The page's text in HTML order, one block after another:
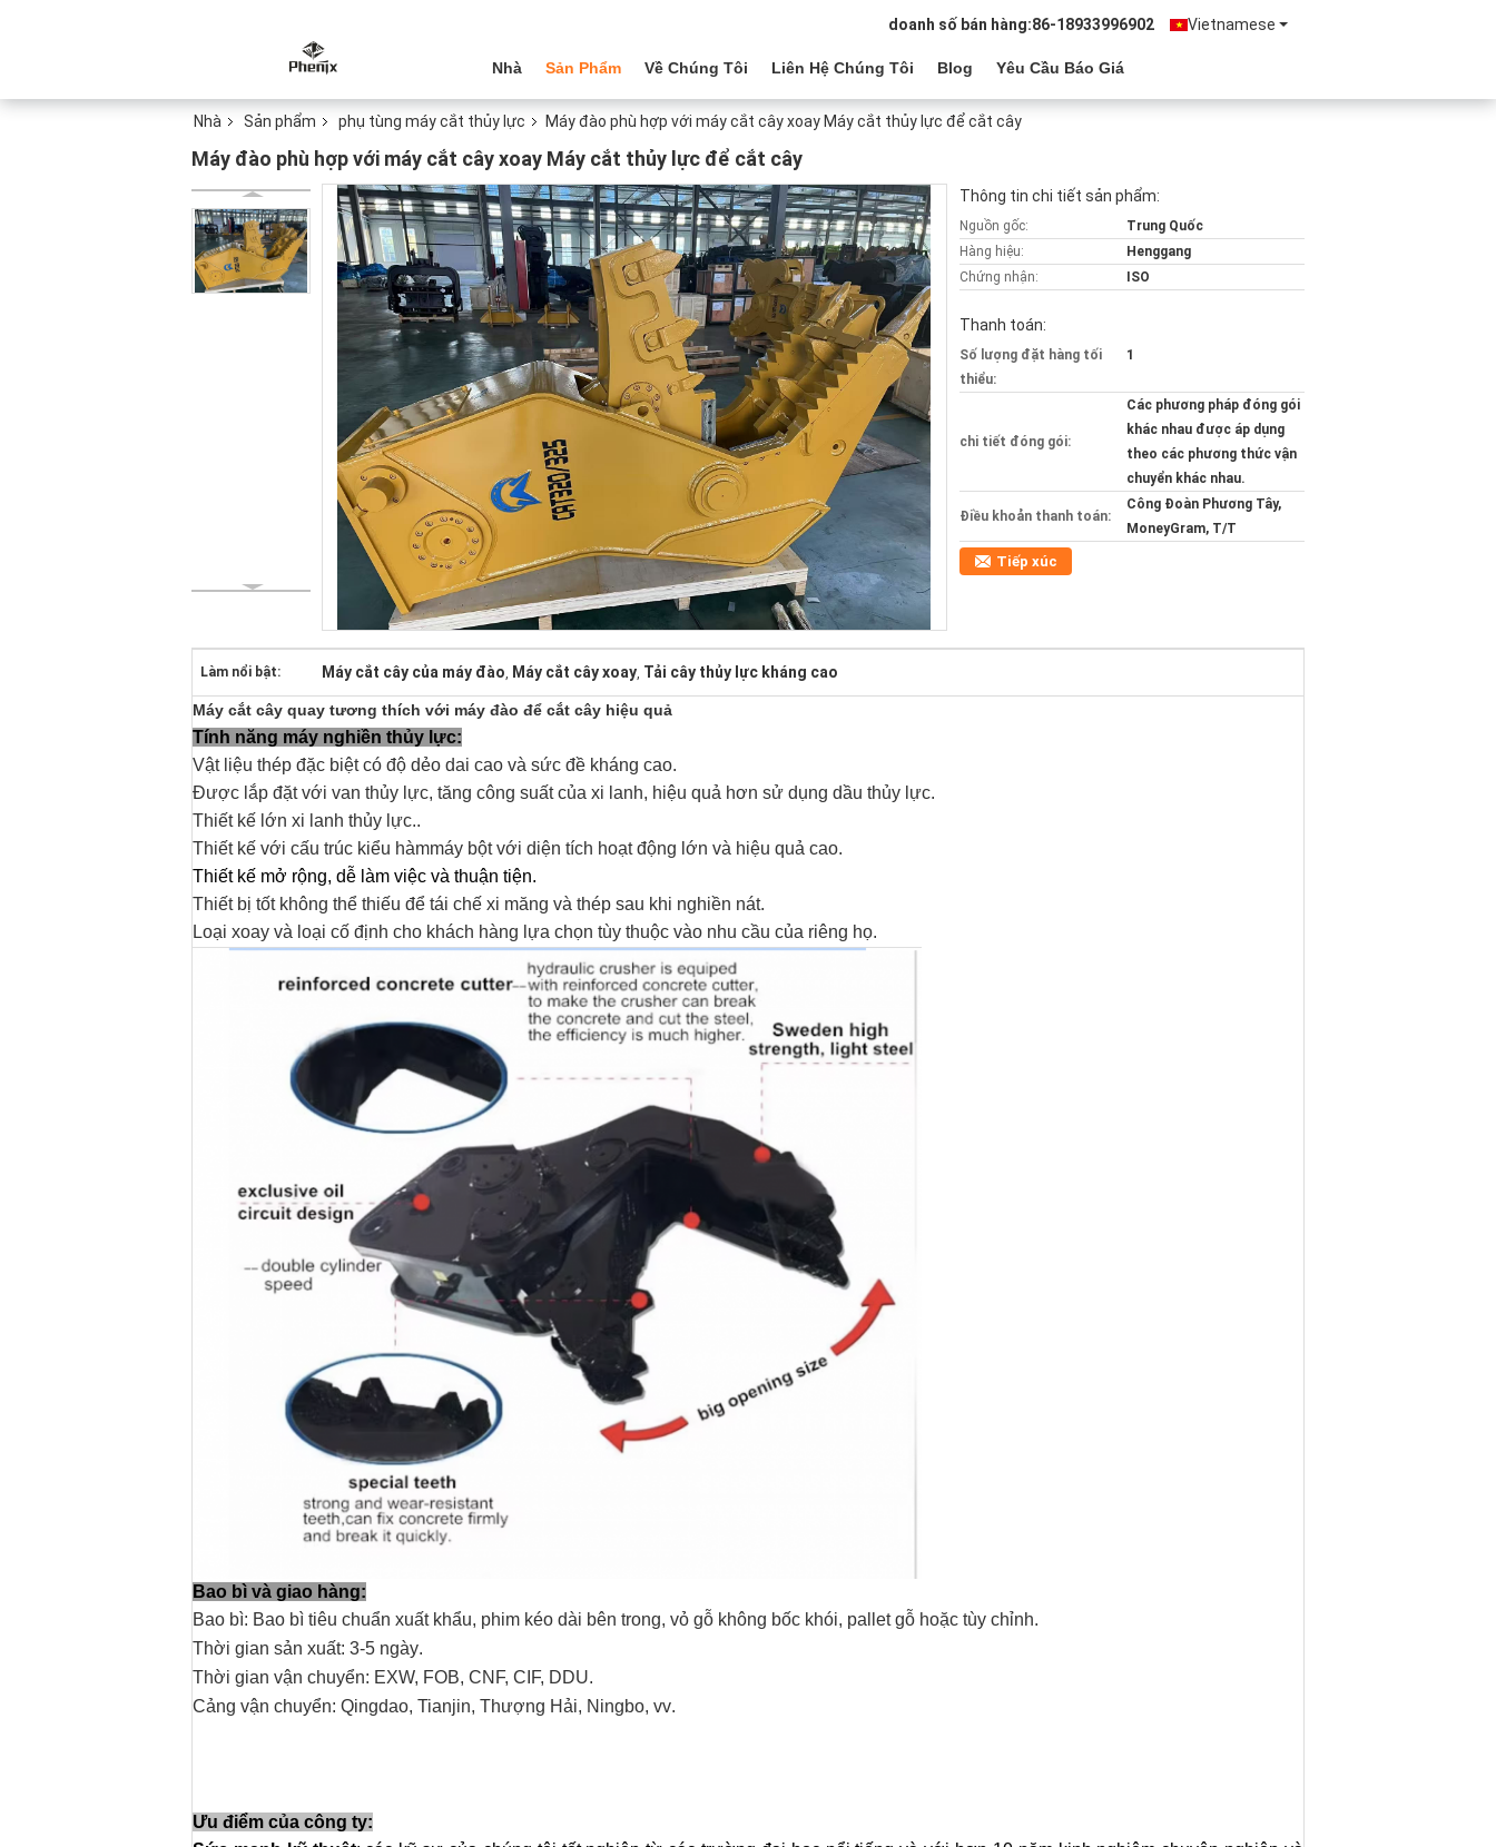
Vietnamese
doanh số bán hàng:86-18933996902
Nhà Sản Phẩm Về Chúng Tôi Liên Hệ Chúng Tôi Blog Yêu Cầu Báo Giá
Nhà Sản phẩm phụ tùng máy cắt thủy lực Máy đào phù hợp với máy cắt cây xoay Máy cắt thủy lực để cắt cây
Máy đào phù hợp với máy cắt cây xoay Máy cắt thủy lực để cắt cây
Thông tin chi tiết sản phẩm:
Nguồn gốc:
Trung Quốc
Hàng hiệu:
Henggang
Chứng nhận:
ISO
Thanh toán:
Số lượng đặt hàng tối
thiểu:
1
chi tiết đóng gói:
Các phương pháp đóng gói
khác nhau được áp dụng
theo các phương thức vận
chuyển khác nhau.
Điều khoản thanh toán:
Công Đoàn Phương Tây,
MoneyGram, T/T
Tiếp xúc
Làm nổi bật: Máy cắt cây của máy đào, Máy cắt cây xoay, Tải cây thủy lực kháng cao
Máy cắt cây quay tương thích với máy đào để cắt cây hiệu quả
Tính năng máy nghiền thủy lực:
Vật liệu thép đặc biệt có độ dẻo dai cao và sức đề kháng cao.
Được lắp đặt với van thủy lực, tăng công suất của xi lanh, hiệu quả hơn sử dụng dầu thủy lực.
Thiết kế lớn xi lanh thủy lực..
Thiết kế với cấu trúc kiểu hàmmáy bột với diện tích hoạt động lớn và hiệu quả cao.
Thiết kế mở rộng, dễ làm việc và thuận tiện.
Thiết bị tốt không thể thiếu để tái chế xi măng và thép sau khi nghiền nát.
Loại xoay và loại cố định cho khách hàng lựa chọn tùy thuộc vào nhu cầu của riêng họ.
Bao bì và giao hàng:
Bao bì: Bao bì tiêu chuẩn xuất khẩu, phim kéo dài bên trong, vỏ gỗ không bốc khói, pallet gỗ hoặc tùy chỉnh.
Thời gian sản xuất: 3-5 ngày.
Thời gian vận chuyển: EXW, FOB, CNF, CIF, DDU.
Cảng vận chuyển: Qingdao, Tianjin, Thượng Hải, Ningbo, vv.
Ưu điểm của công ty: